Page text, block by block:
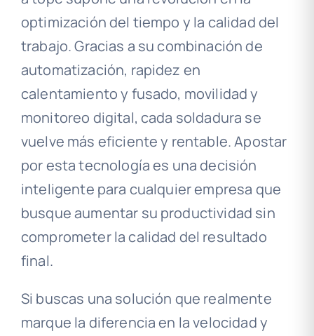
optimización del tiempo y la calidad del
trabajo. Gracias a su combinación de
automatización, rapidez en
calentamiento y fusado, movilidad y
monitoreo digital, cada soldadura se
vuelve más eficiente y rentable. Apostar
por esta tecnología es una decisión
inteligente para cualquier empresa que
busque aumentar su productividad sin
comprometer la calidad del resultado
final.
Si buscas una solución que realmente
marque la diferencia en la velocidad y